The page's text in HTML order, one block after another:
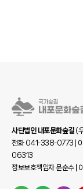
사단법인 내포문화숲길(
전화 041-338-0773 |
06313
정보보호책임자 문순수 |